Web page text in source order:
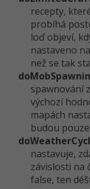
recepty,
probíhá
loď objeví,
nastaveno
než se tak
spawnování
výchozí
mapách
budou
nastavuje,
závislosti na
false, ten